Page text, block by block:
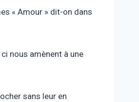
« Amour » dit-on dans
nous amènent à une
sans leur en